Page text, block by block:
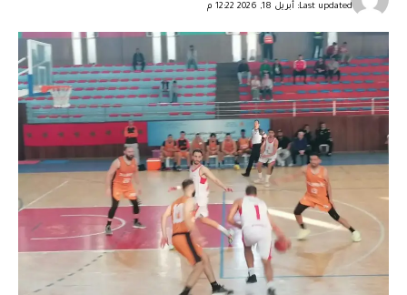
Last updated: أبريل 18, 2026 12:22 م